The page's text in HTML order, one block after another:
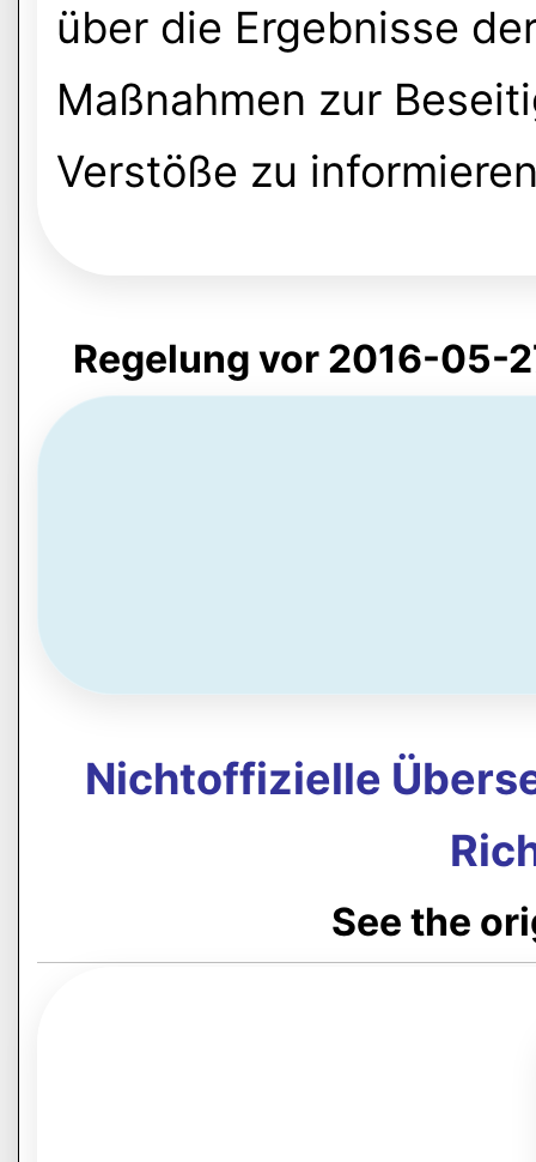
über die Ergebnisse
Maßnahmen zur
Verstöße zu
Regelung vor 2016-05-
Nichtoffizielle
See the